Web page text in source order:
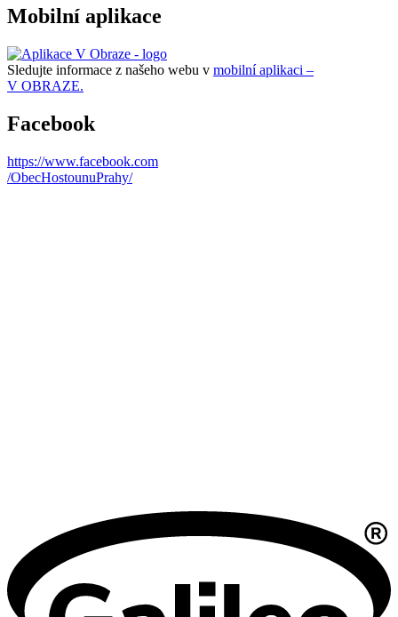
Mobilní aplikace
Sledujte informace z našeho webu v mobilní aplikaci –
V OBRAZE.
Facebook
https://www.facebook.com
/ObecHostounuPrahy/